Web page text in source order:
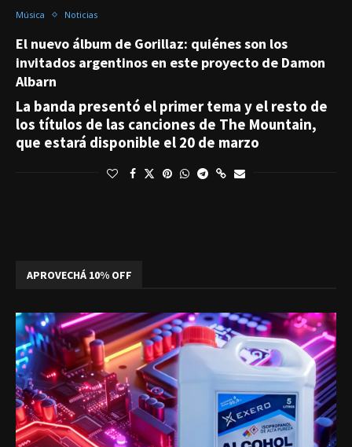
Música Noticias
El nuevo álbum de Gorillaz: quiénes son los
invitados argentinos en este proyecto de Damon
Albarn
La banda presentó el primer tema y el resto de
los títulos de las canciones de The Mountain,
que estará disponible el 20 de marzo
APROVECHÁ 10% OFF